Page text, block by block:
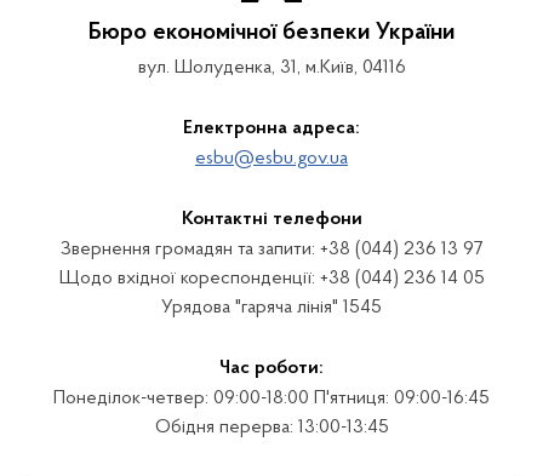
Бюро економічної безпеки України
вул. Шолуденка, 31, м.Київ, 04116
Електронна адреса:
esbu@esbu.gov.ua
Контактні телефони
Звернення громадян та запити: +38 (044) 236 13 97
Щодо вхідної кореспонденції: +38 (044) 236 14 05
Урядова "гаряча лінія" 1545
Час роботи:
Понеділок-четвер: 09:00-18:00 П'ятниця: 09:00-16:45
Обідня перерва: 13:00-13:45